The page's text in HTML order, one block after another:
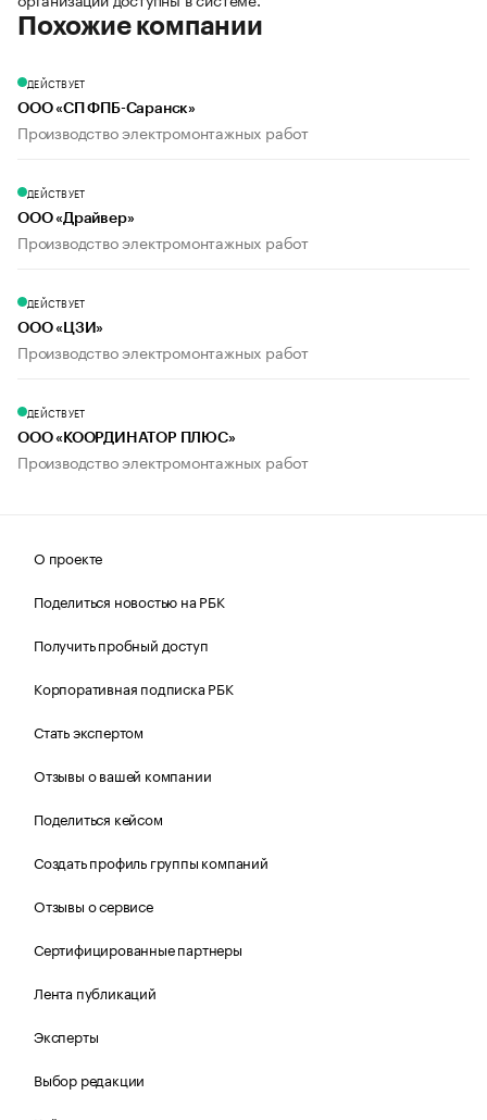
Похожие компании
ДЕЙСТВУЕТ
ООО «СП ФПБ-Саранск»
Производство электромонтажных работ
ДЕЙСТВУЕТ
ООО «Драйвер»
Производство электромонтажных работ
ДЕЙСТВУЕТ
ООО «ЦЗИ»
Производство электромонтажных работ
ДЕЙСТВУЕТ
ООО «КООРДИНАТОР ПЛЮС»
Производство электромонтажных работ
О проекте
Поделиться новостью на РБК
Получить пробный доступ
Корпоративная подписка РБК
Стать экспертом
Отзывы о вашей компании
Поделиться кейсом
Создать профиль группы компаний
Отзывы о сервисе
Сертифицированные партнеры
Лента публикаций
Эксперты
Выбор редакции